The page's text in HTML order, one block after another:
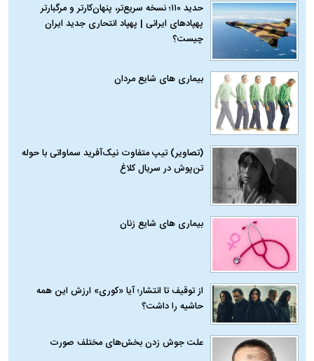
حدید ۱۱۰؛ نسخه سریع‌تر، پنهان‌کارتر و مرگبارتر
پهپادهای ایرانی | پهپاد انتحاری جدید ایران
چیست؟
بیماری‌ های شایع مردان
(تصاویر) تیپ متفاوت نیک‌آفرید سماواتی با حوله
تن‌پوش در سریال کلاغ
بیماری‌ های شایع زنان
از توقیف تا انتشار؛ آیا «کوری» ارزش این همه
حاشیه را داشت؟
علت جوش زدن بخش‌های مختلف صورت